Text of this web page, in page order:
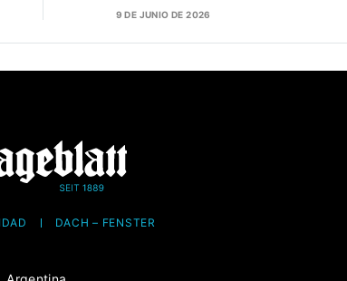
9 DE JUNIO DE 2026
DACH – FENSTER